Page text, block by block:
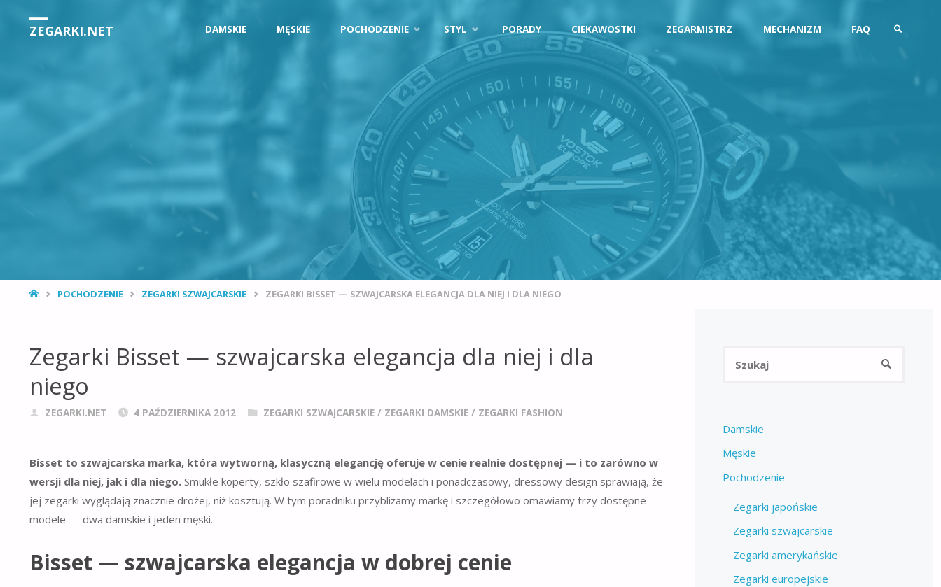
ZEGARKI.NET DAMSKIE MĘSKIE POCHODZENIE STYL PORADY CIEKAWOSTKI ZEGARMISTRZ MECHANIZM FAQ
SZUKAJ
STRONA
POCHODZENIE ZEGARKI SZWAJCARSKIE ZEGARKI BISSET — SZWAJCARSKA ELEGANCJA DLA NIEJ I DLA NIEGO
Zegarki Bisset — szwajcarska elegancja dla niej i dla
niego
ZEGARKI.NET 4 PAŹDZIERNIKA 2012 ZEGARKI SZWAJCARSKIE/ ZEGARKI DAMSKIE/ ZEGARKI FASHION
Bisset to szwajcarska marka, która wytworną, klasyczną elegancję oferuje w cenie realnie dostępnej — i to zarówno w
wersji dla niej, jak i dla niego. Smukłe koperty, szkło szafirowe w wielu modelach i ponadczasowy, dressowy design sprawiają, że
jej zegarki wyglądają znacznie drożej, niż kosztują. W tym poradniku przybliżamy markę i szczegółowo omawiamy trzy dostępne
modele — dwa damskie i jeden męski.
Bisset — szwajcarska elegancja w dobrej cenie
SZUKAJ
Damskie
Męskie
Pochodzenie
Zegarki japońskie
Zegarki szwajcarskie
Zegarki amerykańskie
Zegarki europejskie